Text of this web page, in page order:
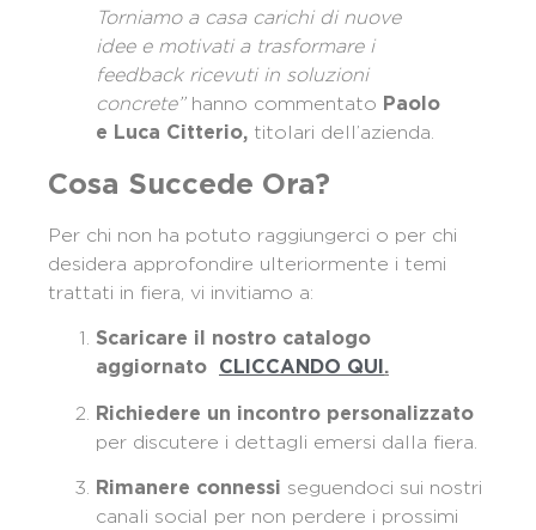
Torniamo a casa carichi di nuove
idee e motivati a trasformare i
feedback ricevuti in soluzioni
concrete”hanno commentato Paolo
e Luca Citterio, titolari dell’azienda.
Cosa Succede Ora?
Per chi non ha potuto raggiungerci o per chi
desidera approfondire ulteriormente i temi
trattati in fiera, vi invitiamo a:
Scaricare il nostro catalogo
aggiornato
CLICCANDO QUI .
Richiedere un incontro personalizzato
per discutere i dettagli emersi dalla fiera.
Rimanere connessi seguendoci sui nostri
canali social per non perdere i prossimi